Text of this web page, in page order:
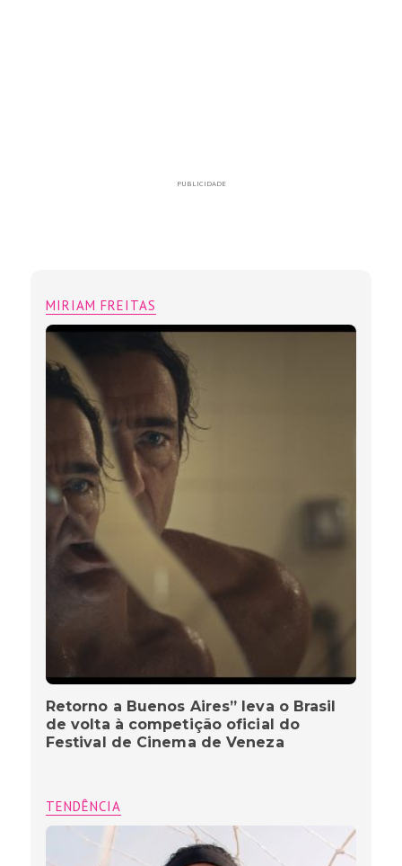
PUBLICIDADE
MIRIAM FREITAS
Retorno a Buenos Aires” leva o Brasil
de volta à competição oficial do
Festival de Cinema de Veneza
TENDÊNCIA